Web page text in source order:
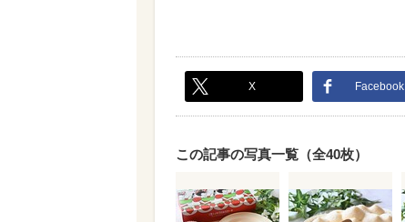
X Facebook
この記事の写真一覧（全40枚）